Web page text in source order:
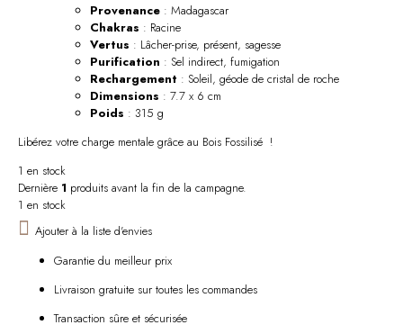
Provenance : Madagascar
Chakras : Racine
Vertus : Lâcher-prise, présent, sagesse
Purification : Sel indirect, fumigation
Rechargement : Soleil, géode de cristal de roche
Dimensions : 7.7 x 6 cm
Poids : 315 g
Libérez votre charge mentale grâce au Bois Fossilisé !
1 en stock
Dernière 1 produits avant la fin de la campagne.
1 en stock
Ajouter à la liste d'envies
Garantie du meilleur prix
Livraison gratuite sur toutes les commandes
Transaction sûre et sécurisée